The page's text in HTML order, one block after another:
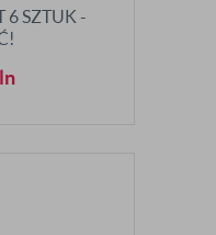
6 SZTUK -